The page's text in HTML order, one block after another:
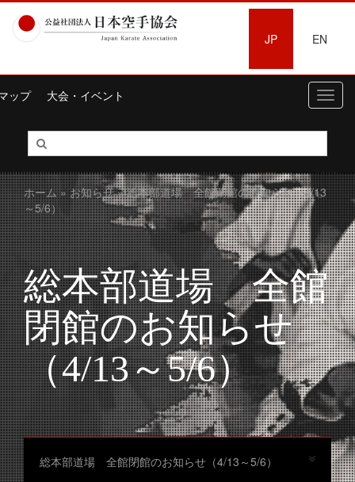
JP EN
ップ 大会・イベント
ホーム»お知らせ» 総本部道場 全館閉館のお知らせ（4/13
～5/6）
総本部道場 全館
閉館のお知らせ
（4/13～5/6）
総本部道場 全館閉館のお知らせ（4/13～5/6）